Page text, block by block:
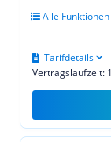
Alle Funktionen
Vertragslaufzeit:
Tarifdetails